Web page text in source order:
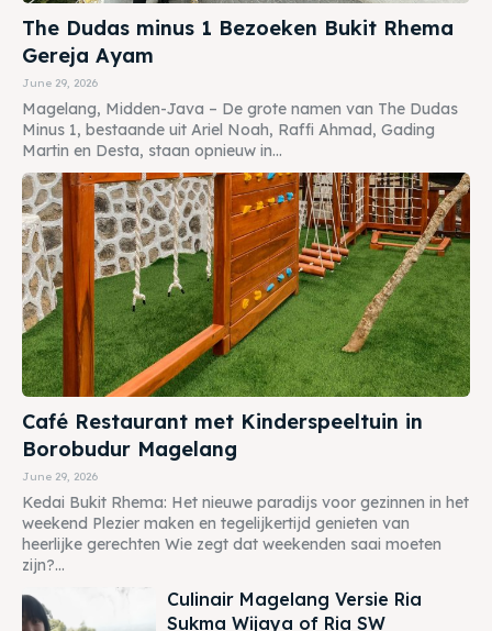
The Dudas minus 1 Bezoeken Bukit Rhema
Gereja Ayam
June 29, 2026
Magelang, Midden-Java – De grote namen van The Dudas
Minus 1, bestaande uit Ariel Noah, Raffi Ahmad, Gading
Martin en Desta, staan opnieuw in...
Café Restaurant met Kinderspeeltuin in
Borobudur Magelang
June 29, 2026
Kedai Bukit Rhema: Het nieuwe paradijs voor gezinnen in het
weekend Plezier maken en tegelijkertijd genieten van
heerlijke gerechten Wie zegt dat weekenden saai moeten
zijn?...
Culinair Magelang Versie Ria
Sukma Wijaya of Ria SW